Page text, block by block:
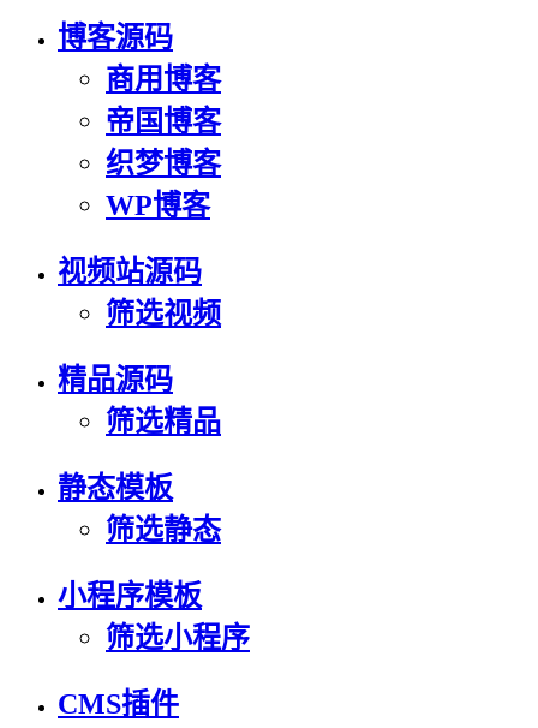
博客源码
商用博客
帝国博客
织梦博客
WP博客
视频站源码
筛选视频
精品源码
筛选精品
静态模板
筛选静态
小程序模板
筛选小程序
CMS插件